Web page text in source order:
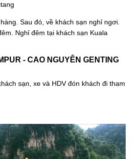
Sau đó, về khách sạn nghỉ ngơi.
Nghỉ đêm tại khách sạn Kuala
- CAO NGUYÊN GENTING
sạn, xe và HDV đón khách đi tham